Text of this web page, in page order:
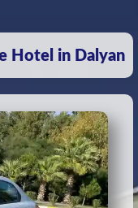
Hotel in Dalyan